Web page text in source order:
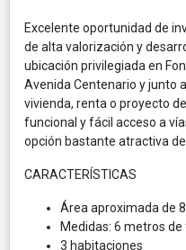
Excelente oportunidad de
de alta valorización y
ubicación privilegiada en
Avenida Centenario y junto
vivienda, renta o proyecto
funcional y fácil acceso a
opción bastante atractiva
CARACTERÍSTICAS
Área aproximada de
Medidas: 6 metros
3 habitaciones